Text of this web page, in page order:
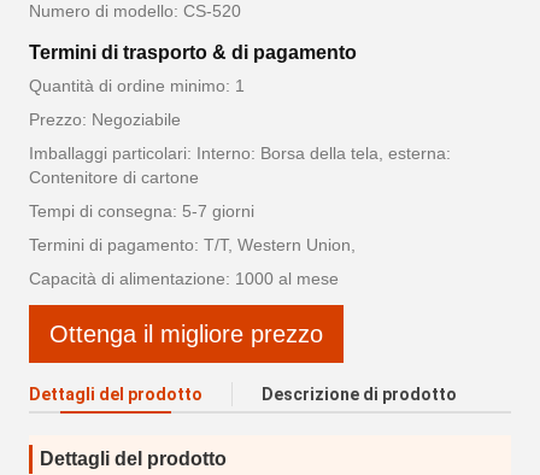
Numero di modello: CS-520
Termini di trasporto & di pagamento
Quantità di ordine minimo: 1
Prezzo: Negoziabile
Imballaggi particolari: Interno: Borsa della tela, esterna:
Contenitore di cartone
Tempi di consegna: 5-7 giorni
Termini di pagamento: T/T, Western Union,
Capacità di alimentazione: 1000 al mese
Ottenga il migliore prezzo
Dettagli del prodotto Descrizione di prodotto
Dettagli del prodotto